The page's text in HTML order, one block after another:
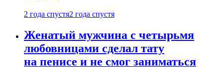
2 года спустя2 года спустя
Женатый мужчина с четырьмя
любовницами сделал тату
на пенисе и не смог заниматься